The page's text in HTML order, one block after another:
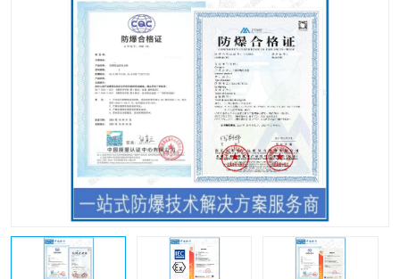
煤安矿安
IECEx防爆认证 防爆设计
防爆资质证书 各国防爆认证
防爆培训 SIL认证
防爆电气检测机构 防爆合格证代理机构